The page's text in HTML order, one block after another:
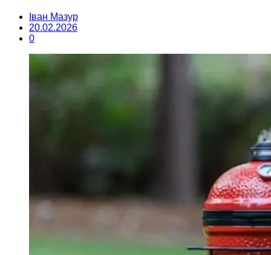
Іван Мазур
20.02.2026
0